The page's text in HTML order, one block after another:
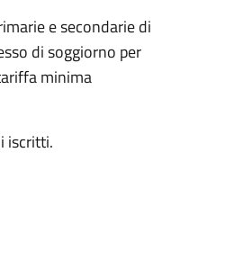
e secondarie di
di soggiorno per
minima
iscritti.